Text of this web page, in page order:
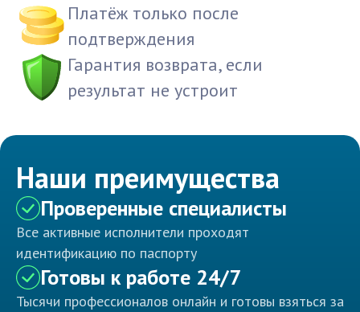
Платёж только после
подтверждения
Гарантия возврата, если
результат не устроит
Наши преимущества
Проверенные специалисты
Все активные исполнители проходят
идентификацию по паспорту
Готовы к работе 24/7
Тысячи профессионалов онлайн и готовы взяться за